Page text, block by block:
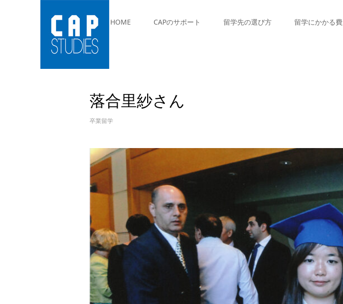
HOME CAPのサポート 留学先の選び方 留学にかかる
落合里紗さん
卒業留学